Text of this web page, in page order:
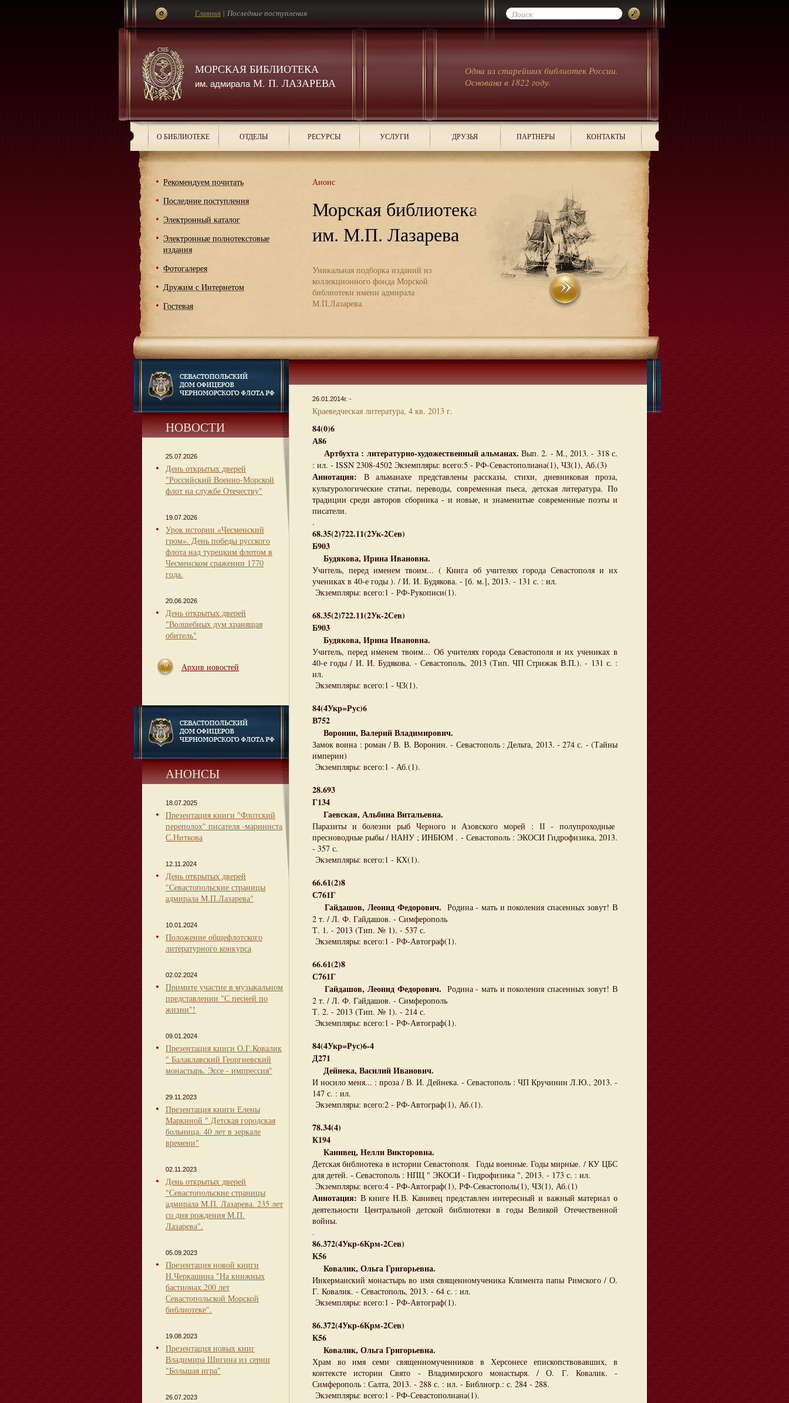
МОРСКАЯ БИБЛИОТЕКА
им. адмиралаМ. П. ЛАЗАРЕВА
Одна из старейших библиотек России.
Основана в 1822 году.
Главная | Последние поступления
О БИБЛИОТЕКЕ ОТДЕЛЫ РЕСУРСЫ УСЛУГИ ДРУЗЬЯ ПАРТНЕРЫ КОНТАКТЫ
Рекомендуем почитать
Последние поступления
Электронный каталог
Электронные полнотекстовые
издания
Фотогалерея
Дружим с Интернетом
Гостевая
Анонс
Морская библиотека
им. М.П. Лазарева
Уникальная подборка изданий из
коллекционного фонда Морской
библиотеки имени адмирала
М.П.Лазарева.
НОВОСТИ
25.07.2026
День открытых дверей
"Российский Военно-Морской
флот на службе Отечеству"
19.07.2026
Урок истории «Чесменский
гром». День победы русского
флота над турецким флотом в
Чесменском сражении 1770
года.
20.06.2026
День открытых дверей
"Волшебных дум хранящая
обитель"
Архив новостей
АНОНСЫ
18.07.2025
Презентация книги "Флотский
переполох" писателя -мариниста
С.Ниткова
12.11.2024
День открытых дверей
"Севастопольские страницы
адмирала М.П.Лазарева"
10.01.2024
Положение общефлотского
литературного конкурса
02.02.2024
Примите участие в музыкальном
представлении "С песней по
жизни"!
09.01.2024
Презентация книги О.Г.Ковалик
" Балаклавский Георгиевский
монастырь. Эссе - импрессия"
29.11.2023
Презентация книги Елены
Маркиной " Детская городская
больница. 40 лет в зеркале
времени"
02.11.2023
День открытых дверей
"Севастопольские страницы
адмирала М.П. Лазарева. 235 лет
со дня рождения М.П.
Лазарева".
05.09.2023
Презентация новой книги
Н.Черкашина "На книжных
бастионах.200 лет
Севастопольской Морской
библиотеке".
19.08.2023
Презентация новых книг
Владимира Шигина из серии
"Большая игра"
26.07.2023
26.01.2014г. -
Краеведческая литература, 4 кв. 2013 г.
84(0)6
А86
Артбухта : литературно-художественный альманах.Вып. 2. - М., 2013. - 318 с.
: ил. - ISSN 2308-4502 Экземпляры: всего:5 - РФ-Севастополиана(1), ЧЗ(1), Аб.(3)
Аннотация: В альманахе представлены рассказы, стихи, дневниковая проза,
культурологические статьи, переводы, современная пьеса, детская литература. По
традиции среди авторов сборника - и новые, и знаменитые современные поэты и
писатели.
.
68.35(2)722.11(2Ук-2Сев)
Б903
Будякова, Ирина Ивановна.
Учитель, перед именем твоим... ( Книга об учителях города Севастополя и их
учениках в 40-е годы ). / И. И. Будякова. - [б. м.], 2013. - 131 с. : ил.
Экземпляры: всего:1 - РФ-Рукописи(1).
68.35(2)722.11(2Ук-2Сев)
Б903
Будякова, Ирина Ивановна.
Учитель, перед именем твоим... Об учителях города Севастополя и их учениках в
40-е годы / И. И. Будякова. - Севастополь, 2013 (Тип. ЧП Стрижак В.П.). - 131 с. :
ил.
Экземпляры: всего:1 - ЧЗ(1).
84(4Укр=Рус)6
В752
Воронин, Валерий Владимирович.
Замок воина : роман / В. В. Воронин. - Севастополь : Дельта, 2013. - 274 с. - (Тайны
империи)
Экземпляры: всего:1 - Аб.(1).
28.693
Г134
Гаевская, Альбина Витальевна.
Паразиты и болезни рыб Черного и Азовского морей : ІІ - полупроходные
пресноводные рыбы / НАНУ ; ИНБЮМ . - Севастополь : ЭКОСИ Гидрофизика, 2013.
- 357 с.
Экземпляры: всего:1 - КХ(1).
66.61(2)8
С761Г
Гайдашов, Леонид Федорович. Родина - мать и поколения спасенных зовут! В
2 т. / Л. Ф. Гайдашов. - Симферополь
Т. 1. - 2013 (Тип. № 1). - 537 с.
Экземпляры: всего:1 - РФ-Автограф(1).
66.61(2)8
С761Г
Гайдашов, Леонид Федорович. Родина - мать и поколения спасенных зовут! В
2 т. / Л. Ф. Гайдашов. - Симферополь
Т. 2. - 2013 (Тип. № 1). - 214 с.
Экземпляры: всего:1 - РФ-Автограф(1).
84(4Укр=Рус)6-4
Д271
Дейнека, Василий Иванович.
И носило меня... : проза / В. И. Дейнека. - Севастополь : ЧП Кручинин Л.Ю., 2013. -
147 с. : ил.
Экземпляры: всего:2 - РФ-Автограф(1), Аб.(1).
78.34(4)
К194
Канивец, Нелли Викторовна.
Детская библиотека в истории Севастополя. Годы военные. Годы мирные. / КУ ЦБС
для детей. - Севастополь : НПЦ " ЭКОСИ - Гидрофизика ", 2013. - 173 с. : ил.
Экземпляры: всего:4 - РФ-Автограф(1), РФ-Севастополь(1), ЧЗ(1), Аб.(1)
Аннотация: В книге Н.В. Канивец представлен интересный и важный материал о
деятельности Центральной детской библиотеки в годы Великой Отечественной
войны.
.
86.372(4Укр-6Крм-2Сев)
К56
Ковалик, Ольга Григорьевна.
Инкерманский монастырь во имя священномученика Климента папы Римского / О.
Г. Ковалик. - Севастополь, 2013. - 64 с. : ил.
Экземпляры: всего:1 - РФ-Автограф(1).
86.372(4Укр-6Крм-2Сев)
К56
Ковалик, Ольга Григорьевна.
Храм во имя семи священномученников в Херсонесе епископствовавших, в
контексте истории Свято - Владимирского монастыря. / О. Г. Ковалик. -
Симферополь : Салта, 2013. - 288 с. : ил. - Библиогр.: с. 284 - 288.
Экземпляры: всего:1 - РФ-Севастополиана(1).